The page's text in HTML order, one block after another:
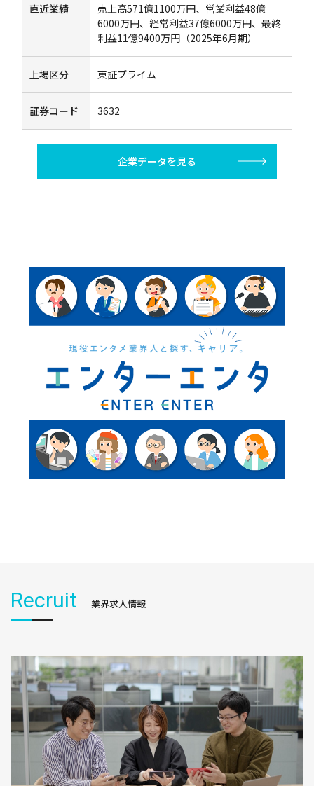
直近業績
売上高571億1100万円、営業利益48億
6000万円、経常利益37億6000万円、最終
利益11億9400万円（2025年6月期）
上場区分 東証プライム
証券コード 3632
企業データを見る
Recruit 業界求人情報